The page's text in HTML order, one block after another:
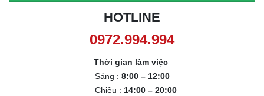
HOTLINE
0972.994.994
Thời gian làm việc
– Sáng : 8:00 – 12:00
– Chiều : 14:00 – 20:00